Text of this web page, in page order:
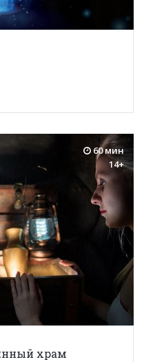
60 мин
14+
храм